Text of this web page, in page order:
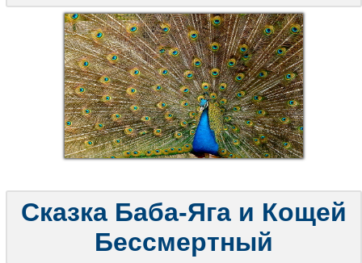
Сказка Баба-Яга и Кощей
Бессмертный